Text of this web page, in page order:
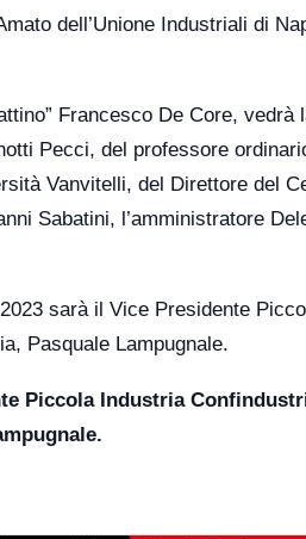
dell’Unione Industriali di
Francesco De Core,
Pecci, del professore
Vanvitelli, del Direttore del
Sabatini, l’amministratore
sarà il Vice Presidente
Pasquale Lampugnale.
Piccola Industria